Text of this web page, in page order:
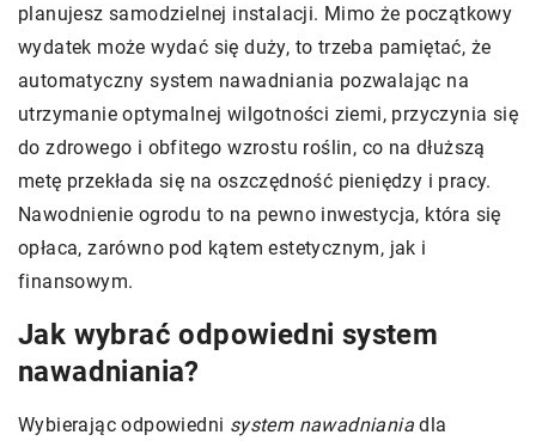
planujesz samodzielnej instalacji. Mimo że początkowy
wydatek może wydać się duży, to trzeba pamiętać, że
automatyczny system nawadniania pozwalając na
utrzymanie optymalnej wilgotności ziemi, przyczynia się
do zdrowego i obfitego wzrostu roślin, co na dłuższą
metę przekłada się na oszczędność pieniędzy i pracy.
Nawodnienie ogrodu to na pewno inwestycja, która się
opłaca, zarówno pod kątem estetycznym, jak i
finansowym.
Jak wybrać odpowiedni system
nawadniania?
Wybierając odpowiedni system nawadniania dla